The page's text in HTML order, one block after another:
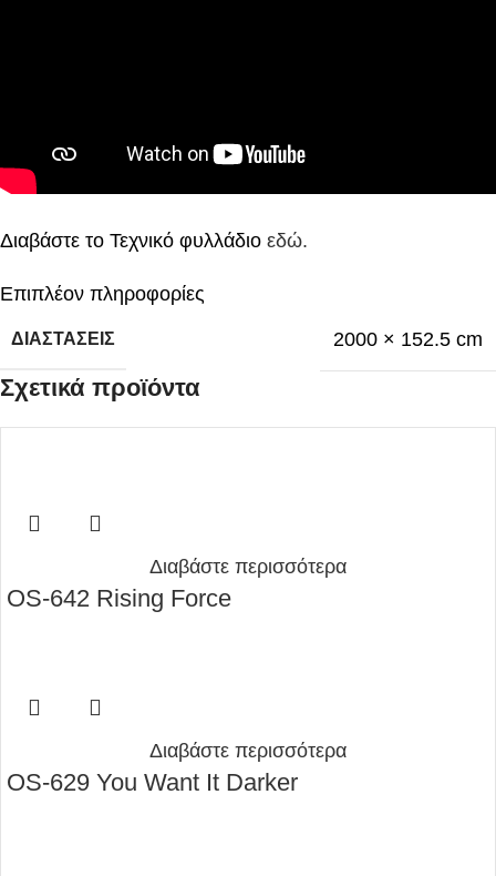
Διαβάστε το Τεχνικό φυλλάδιο εδώ.
Επιπλέον πληροφορίες
ΔΙΑΣΤΆΣΕΙΣ 2000 × 152.5 cm
Σχετικά προϊόντα
Διαβάστε περισσότερα
OS-642 Rising Force
Διαβάστε περισσότερα
OS-629 You Want It Darker